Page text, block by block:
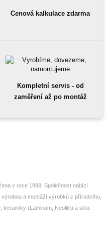
Cenová kalkulace zdarma
Kompletní servis - od
zaměření až po montáž
v roce 1998. Společnost nabízí
a montáží výrobků z přírodního,
(Laminam, Neolith) a skla.